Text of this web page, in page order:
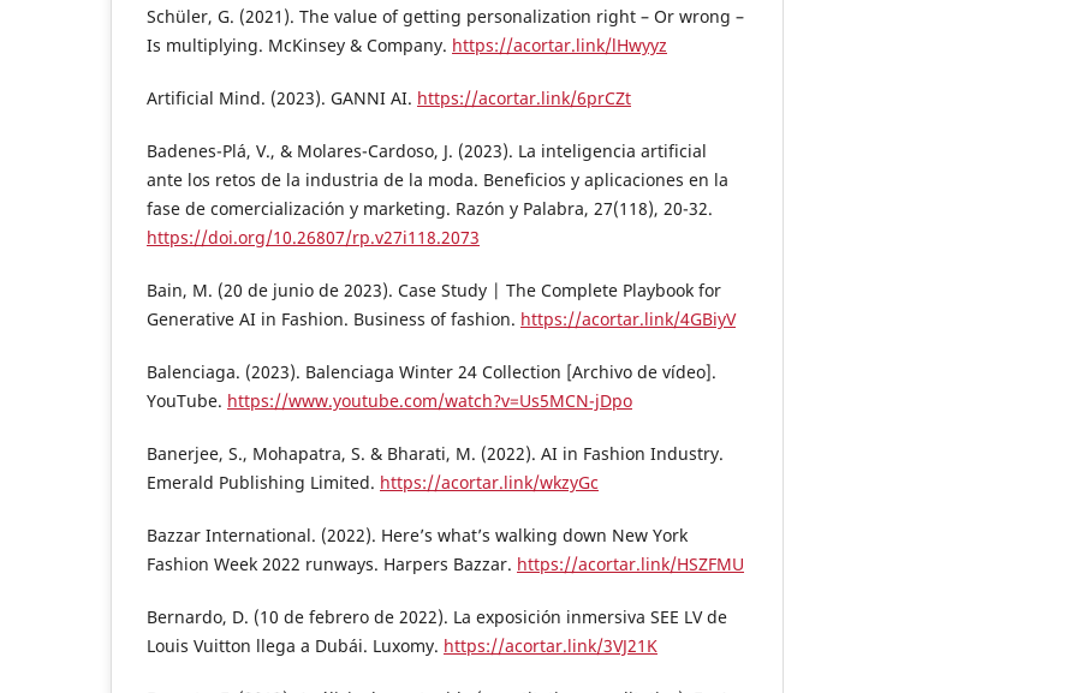
Schüler, G. (2021). The value of getting personalization right – Or wrong –
Is multiplying. McKinsey & Company. https://acortar.link/lHwyyz
Artificial Mind. (2023). GANNI AI. https://acortar.link/6prCZt
Badenes-Plá, V., & Molares-Cardoso, J. (2023). La inteligencia artificial
ante los retos de la industria de la moda. Beneficios y aplicaciones en la
fase de comercialización y marketing. Razón y Palabra, 27(118), 20-32.
https://doi.org/10.26807/rp.v27i118.2073
Bain, M. (20 de junio de 2023). Case Study | The Complete Playbook for
Generative AI in Fashion. Business of fashion. https://acortar.link/4GBiyV
Balenciaga. (2023). Balenciaga Winter 24 Collection [Archivo de vídeo].
YouTube. https://www.youtube.com/watch?v=Us5MCN-jDpo
Banerjee, S., Mohapatra, S. & Bharati, M. (2022). AI in Fashion Industry.
Emerald Publishing Limited. https://acortar.link/wkzyGc
Bazzar International. (2022). Here’s what’s walking down New York
Fashion Week 2022 runways. Harpers Bazzar. https://acortar.link/HSZFMU
Bernardo, D. (10 de febrero de 2022). La exposición inmersiva SEE LV de
Louis Vuitton llega a Dubái. Luxomy. https://acortar.link/3VJ21K